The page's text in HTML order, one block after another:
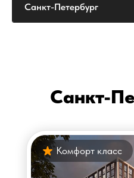
Санкт-
Комфорт класс